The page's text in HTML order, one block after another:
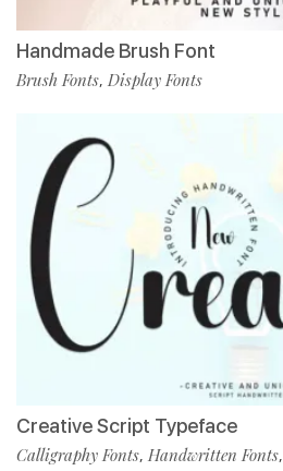
Handmade Brush Font
Brush Fonts, Display Fonts
Creative Script Typeface
Calligraphy Fonts, Handwritten Fonts,